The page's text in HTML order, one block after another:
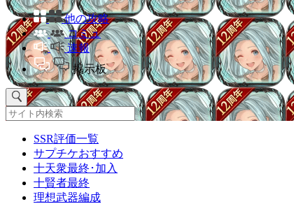
他の攻略
コミュ
速報
掲示板
SSR評価一覧
サプチケおすすめ
十天衆最終･加入
十賢者最終
理想武器編成